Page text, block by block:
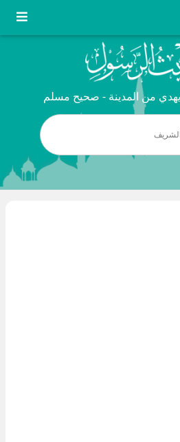
من المدينة - صحيح مسلم